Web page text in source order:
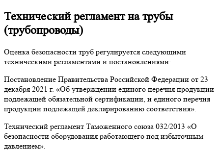
Технический регламент на трубы
(трубопроводы)
Оценка безопасности труб регулируется следующими
техническими регламентами и постановлениями:
Постановление Правительства Российской Федерации от 23
декабря 2021 г. «Об утверждении единого перечня продукции
подлежащей обязательной сертификации, и единого перечня
продукции подлежащей декларированию соответствия».
Технический регламент Таможенного союза 032/2013 «О
безопасности оборудования работающего под избыточным
давлением».